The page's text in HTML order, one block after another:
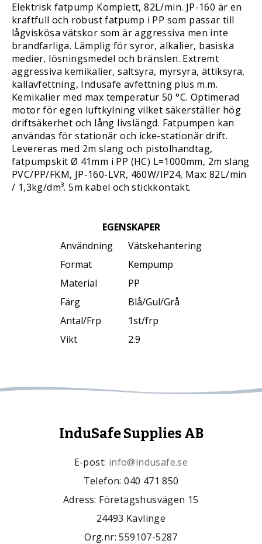
Elektrisk fatpump Komplett, 82L/min. JP-160 är en
kraftfull och robust fatpump i PP som passar till
lågviskösa vätskor som är aggressiva men inte
brandfarliga. Lämplig för syror, alkalier, basiska
medier, lösningsmedel och bränslen. Extremt
aggressiva kemikalier, saltsyra, myrsyra, ättiksyra,
kallavfettning, Indusafe avfettning plus m.m.
Kemikalier med max temperatur 50 °C. Optimerad
motor för egen luftkylning vilket säkerställer hög
driftsäkerhet och lång livslängd. Fatpumpen kan
användas för stationär och icke-stationär drift.
Levereras med 2m slang och pistolhandtag,
fatpumpskit Ø 41mm i PP (HC) L=1000mm, 2m slang
PVC/PP/FKM, JP-160-LVR, 460W/IP24, Max: 82L/min
/ 1,3kg/dm³. 5m kabel och stickkontakt.
EGENSKAPER
Användning
Vätskehantering
Format
Kempump
Material
PP
Färg
Blå/Gul/Grå
Antal/Frp
1st/frp
Vikt
2.9
InduSafe Supplies AB
E-post: info@indusafe.se
Telefon: 040 471 850
Adress: Företagshusvägen 15
24493 Kävlinge
Org.nr: 559107-5287